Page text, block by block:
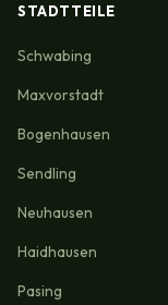
STADTTEILE
Schwabing
Maxvorstadt
Bogenhausen
Sendling
Neuhausen
Haidhausen
Pasing